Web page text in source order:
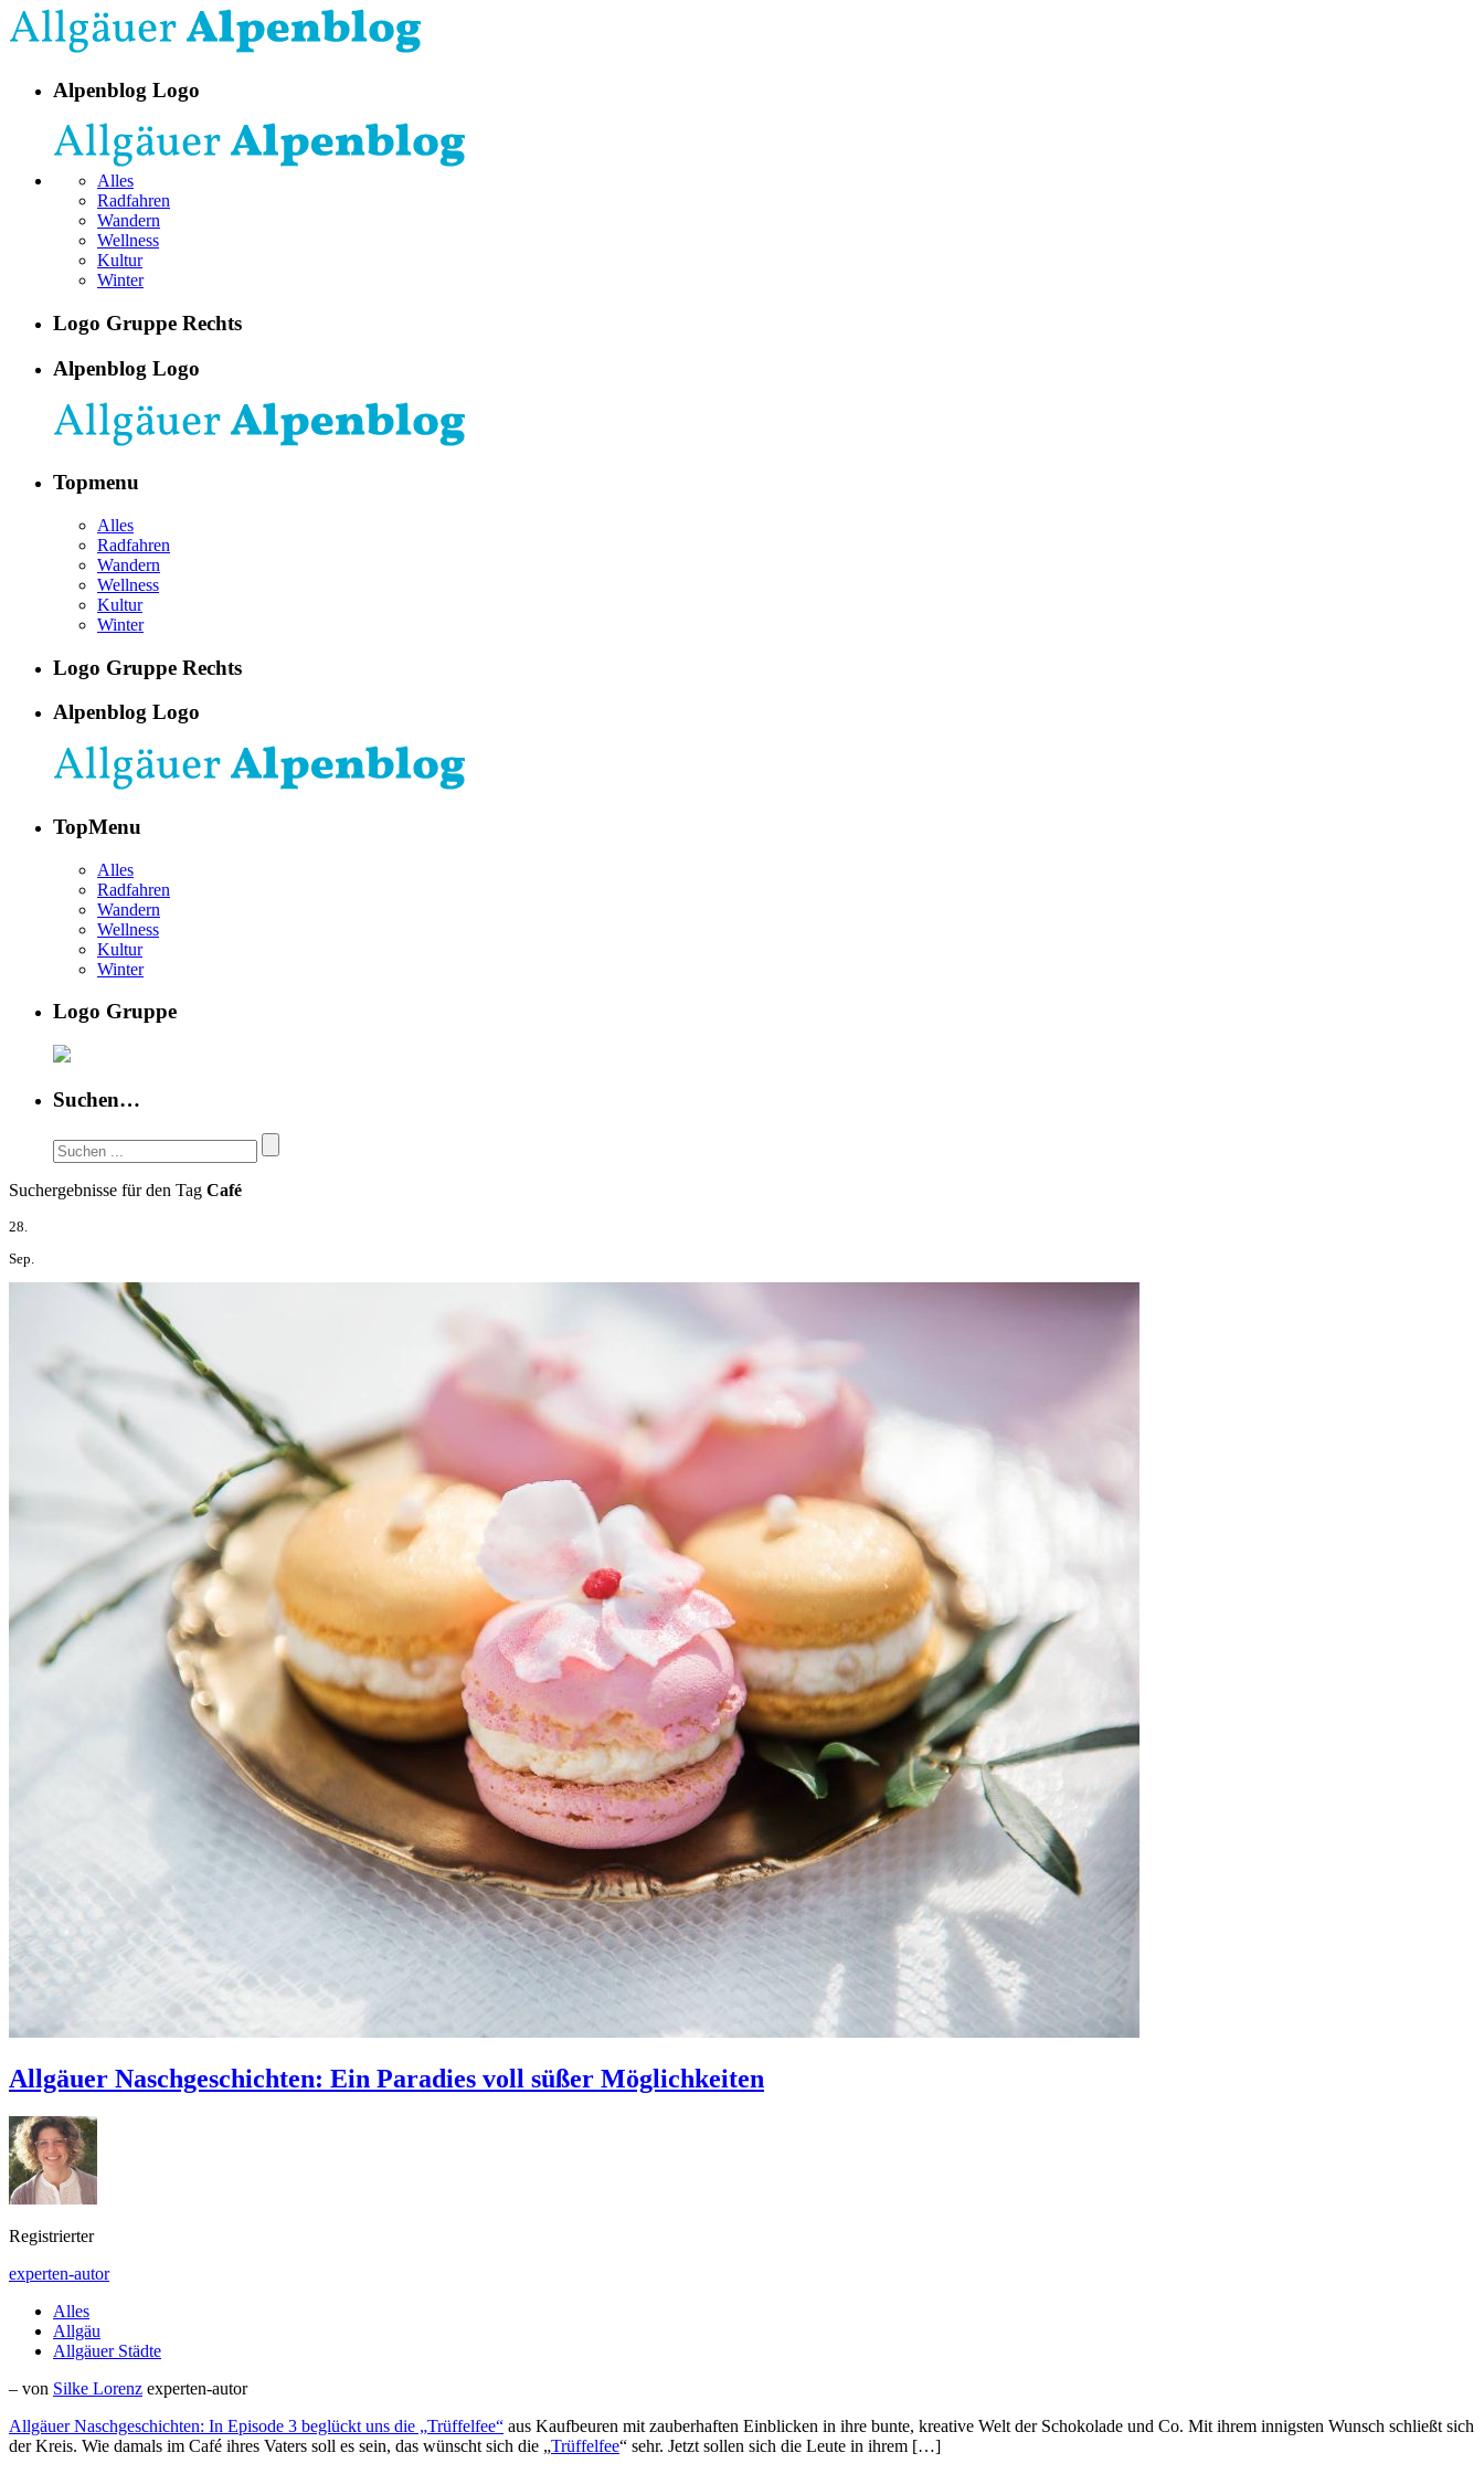
Alpenblog Logo
Alles
Radfahren
Wandern
Wellness
Kultur
Winter
Logo Gruppe Rechts
Alpenblog Logo
Topmenu
Alles
Radfahren
Wandern
Wellness
Kultur
Winter
Logo Gruppe Rechts
Alpenblog Logo
TopMenu
Alles
Radfahren
Wandern
Wellness
Kultur
Winter
Logo Gruppe
Suchen…
Suchergebnisse für den Tag Café
28.
Sep.
Allgäuer Naschgeschichten: Ein Paradies voll süßer Möglichkeiten
Registrierter
experten-autor
Alles
Allgäu
Allgäuer Städte
– von Silke Lorenz experten-autor
Allgäuer Naschgeschichten: In Episode 3 beglückt uns die „Trüffelfee“ aus Kaufbeuren mit zauberhaften Einblicken in ihre bunte, kreative Welt der Schokolade und Co. Mit ihrem innigsten Wunsch schließt sich
der Kreis. Wie damals im Café ihres Vaters soll es sein, das wünscht sich die „Trüffelfee“ sehr. Jetzt sollen sich die Leute in ihrem […]